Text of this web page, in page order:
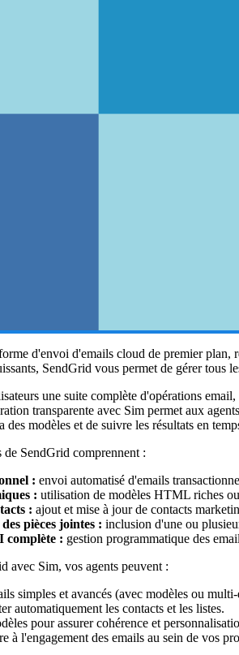
d'envoi d'emails cloud de premier plan,
SendGrid vous permet de gérer
une suite complète d'opérations
transparente avec Sim permet aux
des modèles et de suivre les résultats en
SendGrid comprennent :
: envoi automatisé d'emails
: utilisation de modèles HTML riches
: ajout et mise à jour de contacts
pièces jointes : inclusion d'une ou
complète : gestion programmatique des
avec Sim, vos agents peuvent :
simples et avancés (avec modèles ou
automatiquement les contacts et les listes.
pour assurer cohérence et
à l'engagement des emails au sein de vos